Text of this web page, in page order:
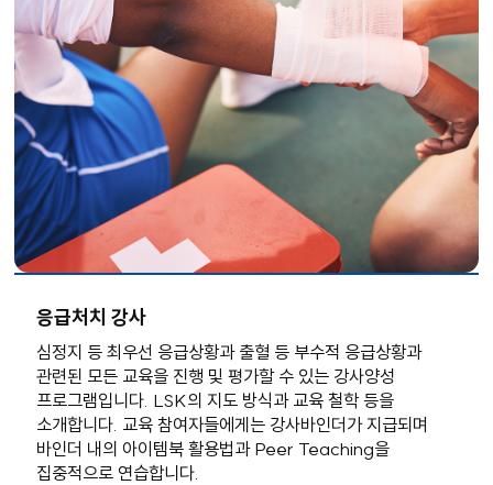
응급처치 강사
심정지 등 최우선 응급상황과 출혈 등 부수적 응급상황과
관련된 모든 교육을 진행 및 평가할 수 있는 강사양성
프로그램입니다. LSK의 지도 방식과 교육 철학 등을
소개합니다. 교육 참여자들에게는 강사바인더가 지급되며
바인더 내의 아이템북 활용법과 Peer Teaching을
집중적으로 연습합니다.